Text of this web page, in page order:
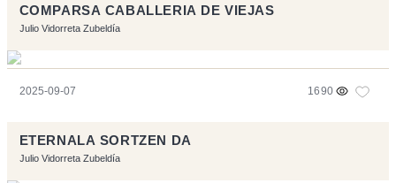
COMPARSA CABALLERIA DE VIEJAS
Julio Vidorreta Zubeldía
2025-09-07 1690
ETERNALA SORTZEN DA
Julio Vidorreta Zubeldía